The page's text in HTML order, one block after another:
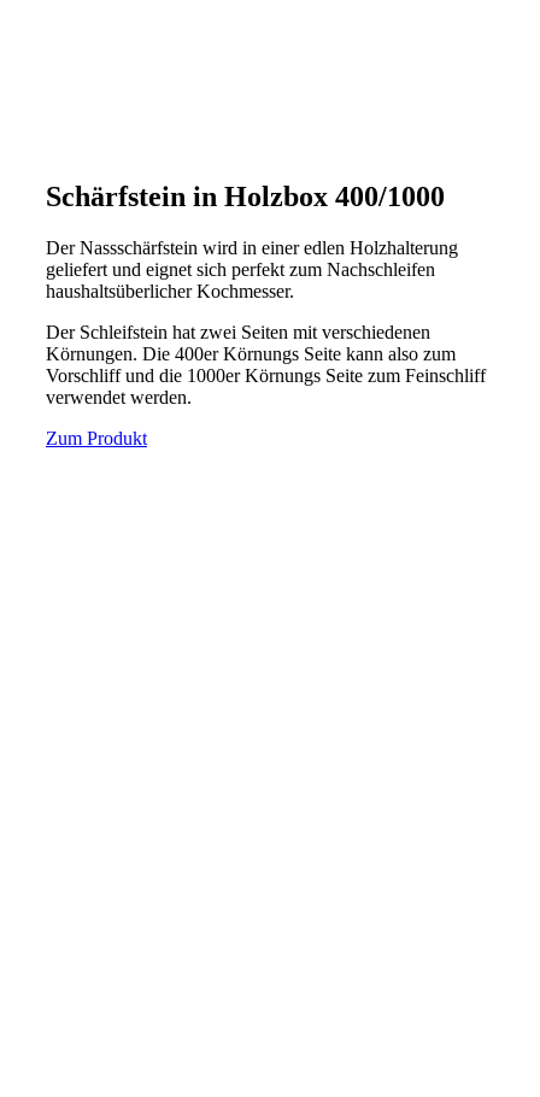
Schärfstein in Holzbox 400/1000
Der Nassschärfstein wird in einer edlen Holzhalterung
geliefert und eignet sich perfekt zum Nachschleifen
haushaltsüberlicher Kochmesser.
Der Schleifstein hat zwei Seiten mit verschiedenen
Körnungen. Die 400er Körnungs Seite kann also zum
Vorschliff und die 1000er Körnungs Seite zum Feinschliff
verwendet werden.
Zum Produkt